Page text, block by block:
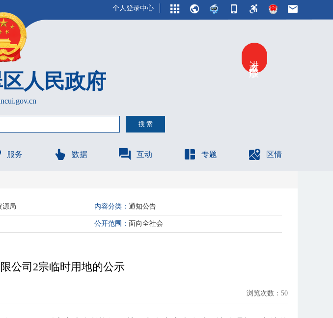
人民政府
个人登录中心
服务 数据 互动 专题 区情
源局 内容分类： 通知公告
公开范围： 面向全社会
公司2宗临时用地的公示
浏览次数： 50